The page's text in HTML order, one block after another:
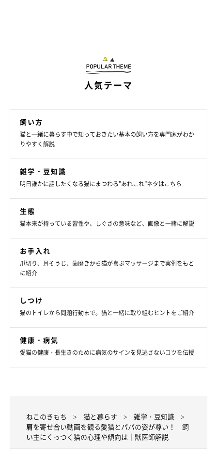
飼い主さん：
「旦那は在宅ワークが多いのですが、仕事部屋の扉を開けておく
と、テオくんはいつの間にか椅子の横にスタンバイしているよう
です。そのあとは膝の上にくるようで、旦那はテオくんと一緒に
【獣医師解説】飼い主さんにくっつくのが好
人気テーマ
飼い方
猫と一緒に暮らす中で知っておきたい基本の飼い方を専門家がわか
りやすく解説
雑学・豆知識
明日誰かに話したくなる猫にまつわる”あれこれ”ネタはこちら
生態
猫本来が持っている習性や、しぐさの意味など、画像と一緒に解説
お手入れ
爪切り、耳そうじ、歯磨きから猫が喜ぶマッサージまで実例をもと
に紹介
しつけ
猫のトイレから問題行動まで。猫と一緒に取り組むヒントをご紹介
健康・病気
愛猫の健康・長生きのために病気のサインを見逃さないコツを伝授
ねこのきもち 猫と暮らす
雑学・豆知識
肩を寄せ合い動画を観る愛猫とパパの姿が尊い！ 飼
い主にくっつく猫の心理や傾向は｜獣医師解説